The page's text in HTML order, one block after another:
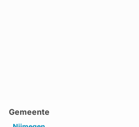
Gemeente